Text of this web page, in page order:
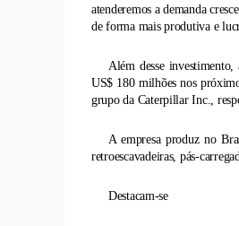
atenderemos a demanda
de forma mais produtiva e
Além desse investimento,
US$ 180 milhões nos
grupo da Caterpillar Inc.,
A empresa produz no
retroescavadeiras, pás-
Destacam-se